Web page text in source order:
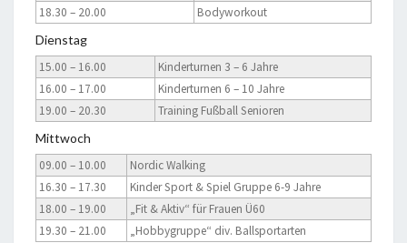
18.30 – 20.00
Bodyworkout
Dienstag
15.00 – 16.00
Kinderturnen 3 – 6 Jahre
16.00 – 17.00
Kinderturnen 6 – 10 Jahre
19.00 – 20.30
Training Fußball Senioren
Mittwoch
09.00 – 10.00
Nordic Walking
16.30 – 17.30
Kinder Sport & Spiel Gruppe 6-9 Jahre
18.00 – 19.00
„Fit & Aktiv“ für Frauen Ü60
19.30 – 21.00
„Hobbygruppe“ div. Ballsportarten